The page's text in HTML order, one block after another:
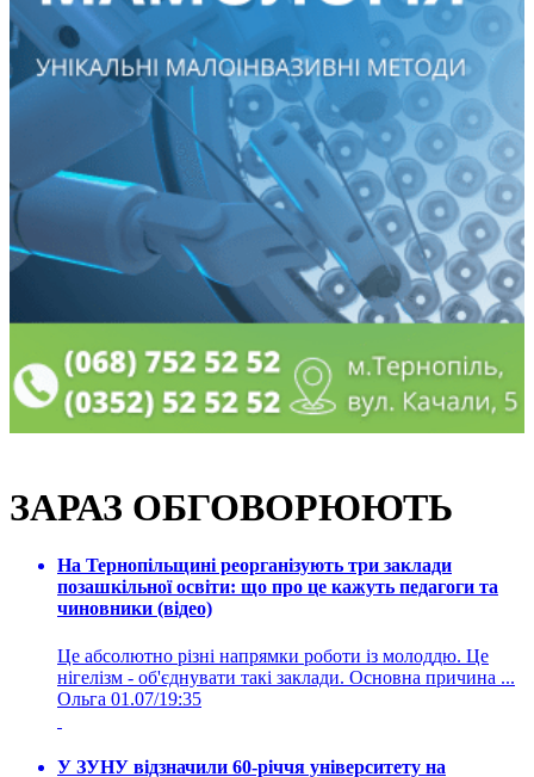
ЗАРАЗ ОБГОВОРЮЮТЬ
На Тернопільщині реорганізують три заклади
позашкільної освіти: що про це кажуть педагоги та
чиновники (відео)
Це абсолютно різні напрямки роботи із молоддю. Це
нігелізм - об'єднувати такі заклади. Основна причина ...
Ольга 01.07/19:35
У ЗУНУ відзначили 60-річчя університету на